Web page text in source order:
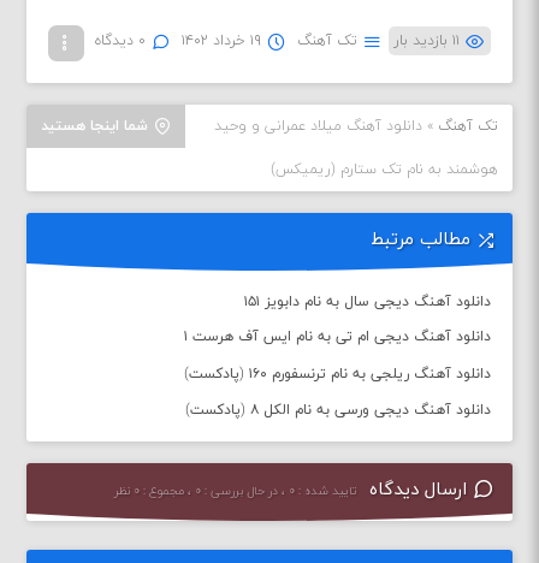
۱۱ بازدید بار تک آهنگ ۱۹ خرداد ۱۴۰۲ ۰ دیدگاه
شما اینجا هستید تک آهنگ »دانلود آهنگ میلاد عمرانی و وحید
هوشمند به نام تک ستارم (ریمیکس)
مطالب مرتبط
دانلود آهنگ دیجی سال به نام دابویز ۱۵۱
دانلود آهنگ دیجی ام تی به نام ایس آف هرست ۱
دانلود آهنگ ریلجی به نام ترنسفورم ۱۶۰ (پادکست)
دانلود آهنگ دیجی ورسی به نام الکل ۸ (پادکست)
ارسال دیدگاه تایید شده : ۰ ، در حال بررسی : ۰ ، مجموع : ۰ نظر